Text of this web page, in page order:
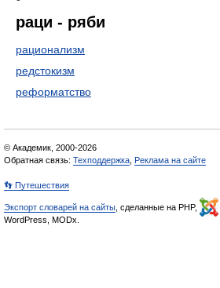
раци - ряби
рационализм
редстокизм
реформатство
© Академик, 2000-2026
Обратная связь: Техподдержка Реклама на сайте
👣 Путешествия
Экспорт словарей на сайты , сделанные на PHP,
WordPress, MODx.